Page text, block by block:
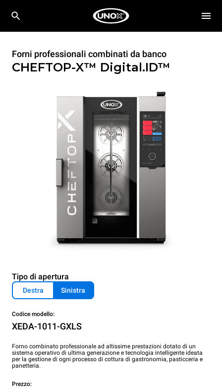
Forni professionali combinati da banco
CHEFTOP-X™ Digital.ID™
Tipo di apertura
Destra Sinistra
Codice modello:
XEDA-1011-GXLS
Forno combinato professionale ad altissime prestazioni dotato di un
sistema operativo di ultima generazione e tecnologia intelligente ideata
per la gestione di ogni processo di cottura di gastronomia, pasticceria e
panetteria.
Prezzo: